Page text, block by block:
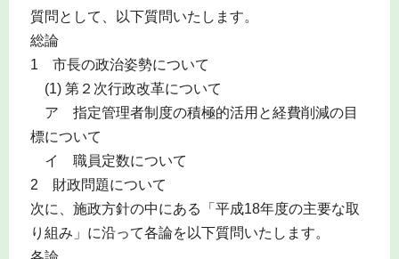
質問として、以下質問いたします。
総論
1 市長の政治姿勢について
(1) 第２次行政改革について
ア 指定管理者制度の積極的活用と経費削減の目
標について
イ 職員定数について
2 財政問題について
次に、施政方針の中にある「平成18年度の主要な取
り組み」に沿って各論を以下質問いたします。